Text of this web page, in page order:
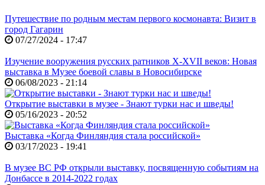
Путешествие по родным местам первого космонавта: Визит в
город Гагарин
07/27/2024 - 17:47
Изучение вооружения русских ратников X-XVII веков: Новая
выставка в Музее боевой славы в Новосибирске
06/08/2023 - 21:14
Открытие выставки в музее - Знают турки нас и шведы!
05/16/2023 - 20:52
Выставка «Когда Финляндия стала российской»
03/17/2023 - 19:41
В музее ВС РФ открыли выставку, посвященную событиям на
Донбассе в 2014-2022 годах